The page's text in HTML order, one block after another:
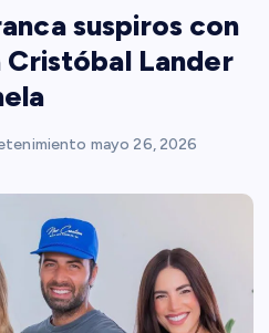
suspiros con
Lander
mayo 26, 2026